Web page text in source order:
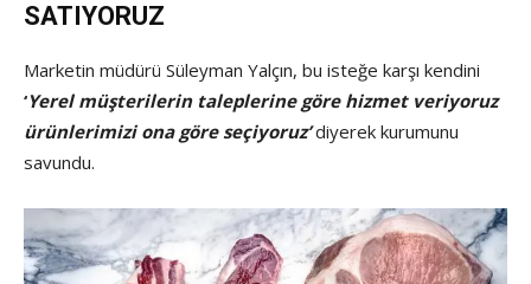
SATIYORUZ
Marketin müdürü Süleyman Yalçın, bu isteğe karşı kendini
‘Yerel müşterilerin taleplerine göre hizmet veriyoruz
ürünlerimizi ona göre seçiyoruz’diyerek kurumunu
savundu.